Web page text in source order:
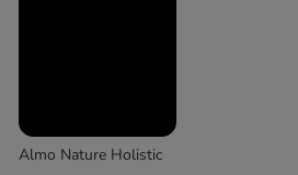
Mellemstore Hunde
Store hunde
Almo Nature Holistic